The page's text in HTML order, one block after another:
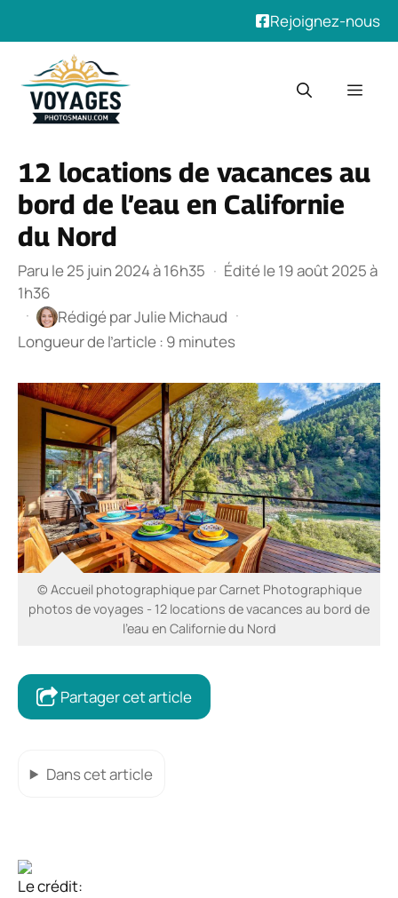
Rejoignez-nous
contenu
12 locations de vacances au
bord de l’eau en Californie
du Nord
Paru le 25 juin 2024 à 16h35 · Édité le 19 août 2025 à
1h36
·
Rédigé parJulie Michaud ·
Longueur de l’article : 9 minutes
© Accueil photographique par Carnet Photographique
photos de voyages - 12 locations de vacances au bord de
l’eau en Californie du Nord
Partager cet article
Dans cet article
Le crédit: